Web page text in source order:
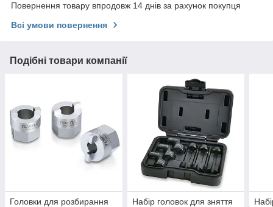
Повернення товару впродовж 14 днів за рахунок покупця
Всі умови повернення
Подібні товари компанії
Головки для розбирання
Набір головок для зняття